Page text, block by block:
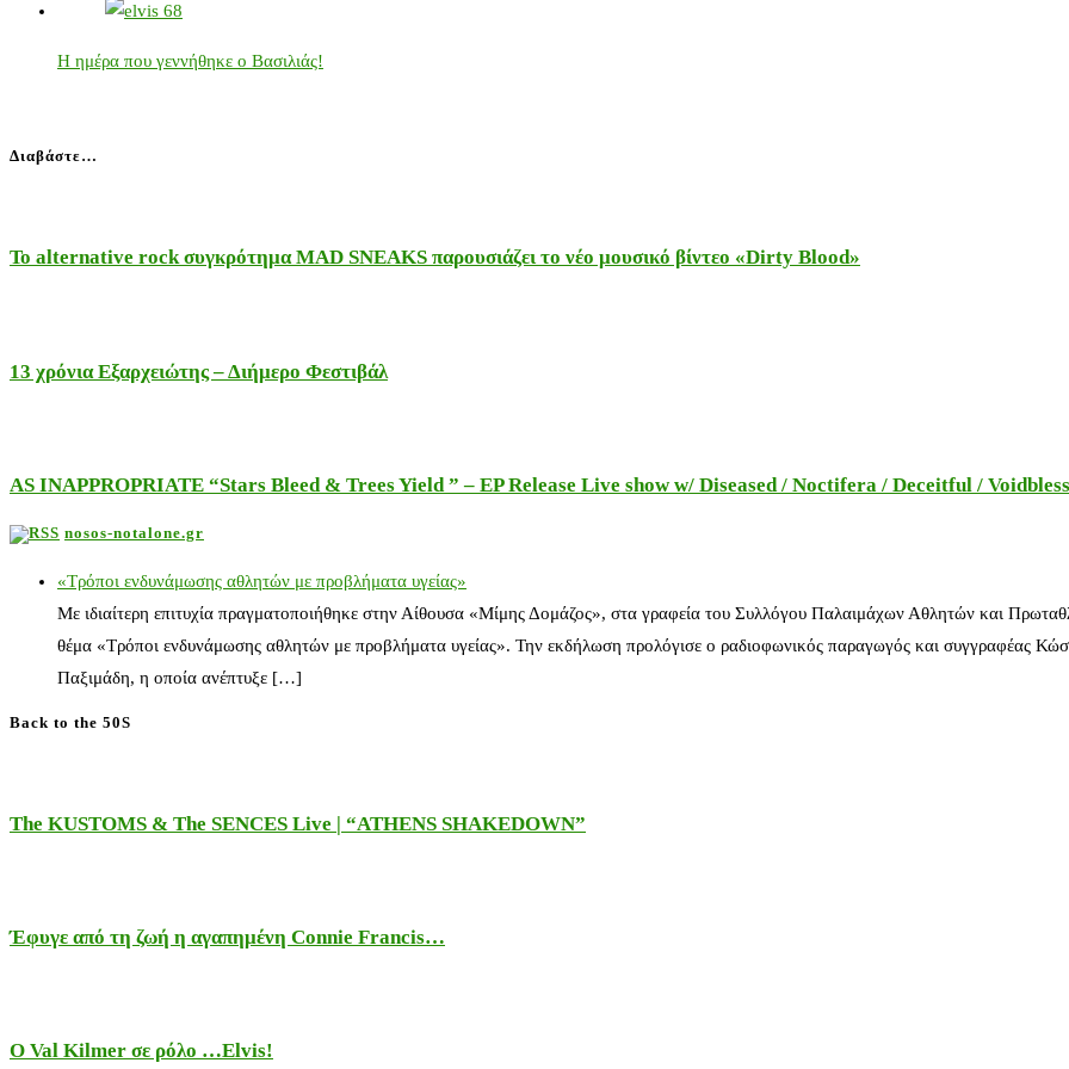
Η ημέρα που γεννήθηκε ο Βασιλιάς!
Διαβάστε…
Το alternative rock συγκρότημα MAD SNEAKS παρουσιάζει το νέο μουσικό βίντεο «Dirty Blood»
13 χρόνια Εξαρχειώτης – Διήμερο Φεστιβάλ
AS INAPPROPRIATE “Stars Bleed & Trees Yield ” – EP Release Live show w/ Diseased / Noctifera / Deceitful /
nosos-notalone.gr
«Τρόποι ενδυνάμωσης αθλητών με προβλήματα υγείας»
Με ιδιαίτερη επιτυχία πραγματοποιήθηκε στην Αίθουσα «Μίμης Δομάζος», στα γραφεία του Συλλόγου Παλαιμάχων Αθλητών και
θέμα «Τρόποι ενδυνάμωσης αθλητών με προβλήματα υγείας». Την εκδήλωση προλόγισε ο ραδιοφωνικός παραγωγός και συγγραφέας
Παξιμάδη, η οποία ανέπτυξε […]
Back to the 50S
The KUSTOMS & The SENCES Live | “ATHENS SHAKEDOWN”
Έφυγε από τη ζωή η αγαπημένη Connie Francis…
Ο Val Kilmer σε ρόλο …Elvis!